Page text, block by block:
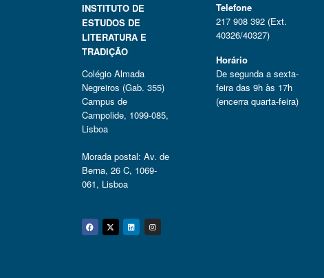
INSTITUTO DE
ESTUDOS DE
LITERATURA E
TRADIÇÃO
Colégio Almada
Negreiros (Gab. 355)
Campus de
Campolide, 1099-085,
Lisboa
Morada postal: Av. de
Berna, 26 C, 1069-
061, Lisboa
Facebook
Twitter
Linkedin
Instagram
Telefone
217 908 392 (Ext.
40326/40327)
Horário
De segunda a sexta-
feira das 9h às 17h
(encerra quarta-feira)